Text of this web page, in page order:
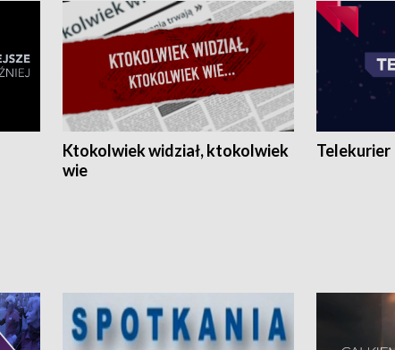
Ktokolwiek widział, ktokolwiek
wie
Telekurier